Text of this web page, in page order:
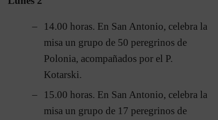
14.00 horas. En San Antonio, celebra la
misa un grupo de 50 peregrinos de
Polonia, acompañados por el P.
Kotarski.
15.00 horas. En San Antonio, celebra la
misa un grupo de 17 peregrinos de